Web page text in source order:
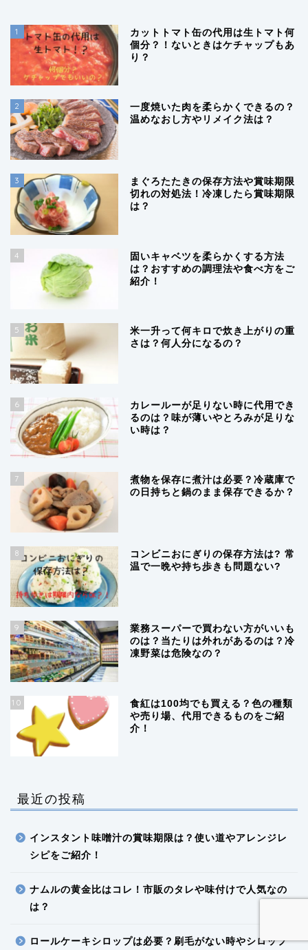
1
カットトマト缶の代用は生トマト何
個分？！ないときはケチャップもあ
り？
2
一度焼いた肉を柔らかくできるの？
温めなおし方やリメイク法は？
3
まぐろたたきの保存方法や賞味期限
切れの対処法！冷凍したら賞味期限
は？
4
固いキャベツを柔らかくする方法
は？おすすめの調理法や食べ方をご
紹介！
5
米一升って何キロで炊き上がりの重
さは？何人分になるの？
6
カレールーが足りない時に代用でき
るのは？味が薄いやとろみが足りな
い時は？
7
煮物を保存に煮汁は必要？冷蔵庫で
の日持ちと鍋のまま保存できるか？
8
コンビニおにぎりの保存方法は? 常
温で一晩や持ち歩きも問題ない?
9
業務スーパーで買わない方がいいも
のは？当たりは外れがあるのは？冷
凍野菜は危険なの？
10
食紅は100均でも買える？色の種類
や売り場、代用できるものをご紹
介！
最近の投稿
インスタント味噌汁の賞味期限は？使い道やアレンジレ
シピをご紹介！
ナムルの黄金比はコレ！市販のタレや味付けで人気なの
は？
ロールケーキシロップは必要？刷毛がない時やシロップ